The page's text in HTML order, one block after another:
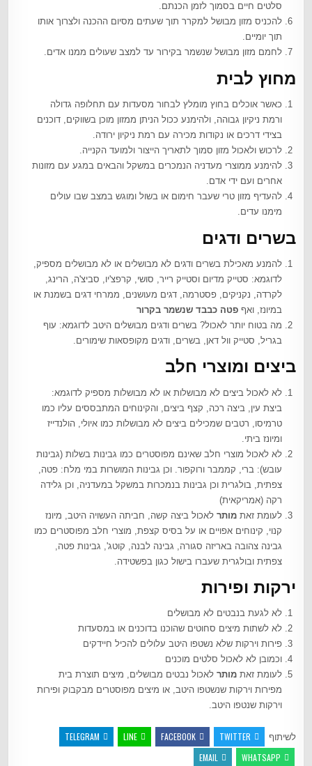
סלטים חיים בסמוך לזמן הכנתם.
להכניס מזון מבושל למקרר תוך שעתים מסיום ההכנה ולצרוך אותו
תוך יומיים.
לחמם מזון מבושל שנשמר בקירור עד למצב שעולים ממנו אדים.
מחוץ לבית
כאשר אוכלים בחוץ מומלץ לבחור מסעדות עם תחלופה גדולה
ורמת ניקיון גבוהה, ולהימנע ככול הניתן ממזון מוכן בשווקים, דוכנים
בצידי דרכים או נקודות מכירה עם רמת ניקיון ירודה.
לרכוש ולאכול מזון סמוך לתאריך הייצור ולמועד הקנייה.
להימנע ממוצרי מעדניה הנמכרים במשקל והבאים במגע עם מזונות
אחרים ועם ידי אדם.
להעדיף מזון טרי שעבר חימום או בשול ומוגש במצב שבו עולים
מימנו עדים.
בשרים ודגים
להמנע מאכילת בשרים ודגים לא מבושלים או לא מבושלים מספיק,
לדוגמא: סטייק מדיום וסטייק רייר, סושי, קרפצ'יו, סביצ'ה, הרינג,
לקרדה, נקניקים, פסטרמה, דגים מעושנים, ממרחי דגים בשמנת או
במיונז, ואףפטה כבבד שנשמר בקרור
מה בטוח יותר לאכול? בשרים ודגים מבושלים היטב לדוגמא: עוף
בגריל, סטייק וול דאן, בשרים, ודגים מקופסאות שימורים.
ביצים ומוצרי חלב
לא לאכול ביצים לא מבושלות או לא מבושלות מספיק לדוגמא:
ביצת עין, ביצה רכה, קצף ביצים, והקינוחים המתבססים עליו כמו
טרמיסו, רטבים שמכילים ביצים לא מבושלות כמו איולי, הולנדייז
ומיונז ביתי.
לא לאכול מוצרי חלב שאינם מפוסטרים כמו גבינות בשלות (גבינות
עובש): ברי, קממבר ורוקפור. וכן גבינות המושרות במי מלח: פטה,
צפתית, בולגרית וכן גבינות בנמכרות במשקל במעדניה, וכן גלידה
רקה (אמריקאית)
לעומת זאתמותר לאכול ביצה קשה, חביתה העשויה היטב, מיונז
קנוי, קינוחים אפויים או על בסיס קצפת, מוצרי חלב מפוסטרים כמו
גבינה צהובה באריזה סגורה, גבינה לבנה, קוטג', גבינות פטה,
צפתית ובולגרית שעברו בישול כגון בפשטידה.
ירקות ופירות
לא לגעת בנבטים לא מבושלים
לא לשתות מיצים סחוטים שהוכנו בדוכנים או במסעדות
פירות וירקות שלא נשטפו היטב עלולים להכיל חיידקים
וכמובן לא לאכול סלטים מוכנים
לעומת זאתמותר לאכול נבטים מבושלים, מיצים תוצרת בית
מפירות וירקות שנשטפו היטב, או מיצים מפוסטרים מבקבוק ופירות
וירקות שנטפו היטב.
לשיתוף TWITTER
FACEBOOK
LINE
TELEGRAM
WHATSAPP
EMAIL